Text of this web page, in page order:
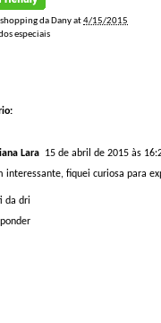
da Danyat4/15/2015
especiais
Lara 15 de abril de 2015 às
interessante, fiquei curiosa para
da dri